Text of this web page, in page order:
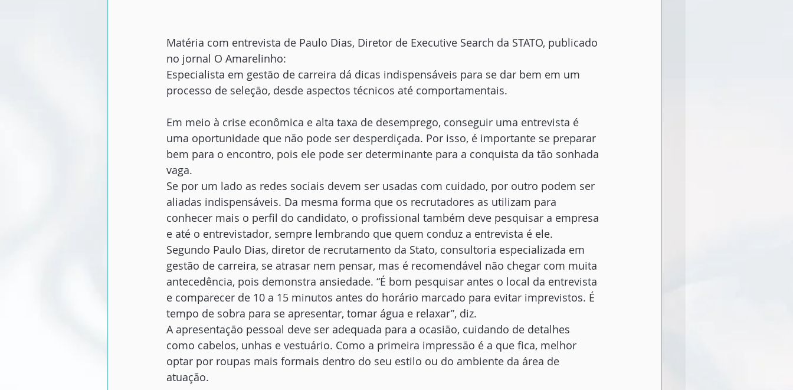
Matéria com entrevista de Paulo Dias, Diretor de Executive Search da STATO, publicado
no jornal O Amarelinho:
Especialista em gestão de carreira dá dicas indispensáveis para se dar bem em um
processo de seleção, desde aspectos técnicos até comportamentais.
Em meio à crise econômica e alta taxa de desemprego, conseguir uma entrevista é
uma oportunidade que não pode ser desperdiçada. Por isso, é importante se preparar
bem para o encontro, pois ele pode ser determinante para a conquista da tão sonhada
vaga.
Se por um lado as redes sociais devem ser usadas com cuidado, por outro podem ser
aliadas indispensáveis. Da mesma forma que os recrutadores as utilizam para
conhecer mais o perfil do candidato, o profissional também deve pesquisar a empresa
e até o entrevistador, sempre lembrando que quem conduz a entrevista é ele.
Segundo Paulo Dias, diretor de recrutamento da Stato, consultoria especializada em
gestão de carreira, se atrasar nem pensar, mas é recomendável não chegar com muita
antecedência, pois demonstra ansiedade. “É bom pesquisar antes o local da entrevista
e comparecer de 10 a 15 minutos antes do horário marcado para evitar imprevistos. É
tempo de sobra para se apresentar, tomar água e relaxar”, diz.
A apresentação pessoal deve ser adequada para a ocasião, cuidando de detalhes
como cabelos, unhas e vestuário. Como a primeira impressão é a que fica, melhor
optar por roupas mais formais dentro do seu estilo ou do ambiente da área de
atuação.